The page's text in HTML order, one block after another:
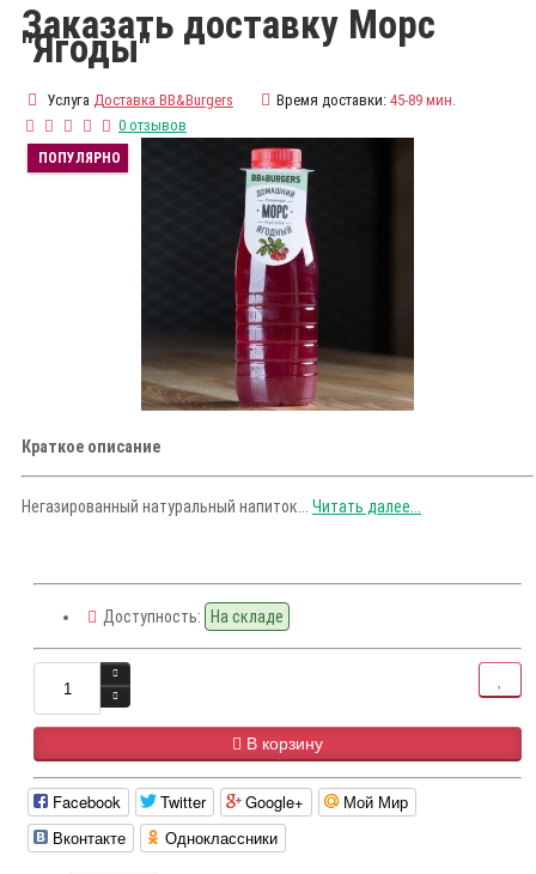
Заказать доставку Морс
"Ягоды"
Услуга Доставка BB&Burgers Время доставки: 45-89 мин.
0 отзывов
ПОПУЛЯРНО
Краткое описание
Негазированный натуральный напиток... Читать далее...
Доступность: На складе
В корзину
Facebook Twitter Google+
Мой Мир
Вконтакте
Одноклассники